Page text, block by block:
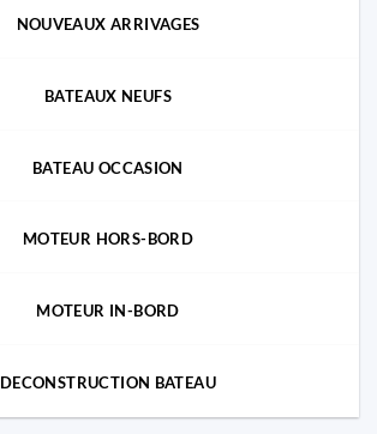
NOUVEAUX ARRIVAGES
BATEAUX NEUFS
BATEAU OCCASION
MOTEUR HORS-BORD
MOTEUR IN-BORD
DECONSTRUCTION BATEAU